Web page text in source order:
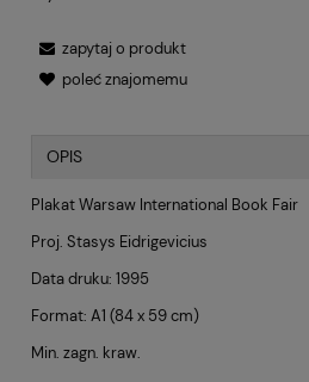
zapytaj o produkt
poleć znajomemu
OPIS
Plakat Warsaw International Book Fair
Proj. Stasys Eidrigevicius
Data druku: 1995
Format: A1 (84 x 59 cm)
Min. zagn. kraw.